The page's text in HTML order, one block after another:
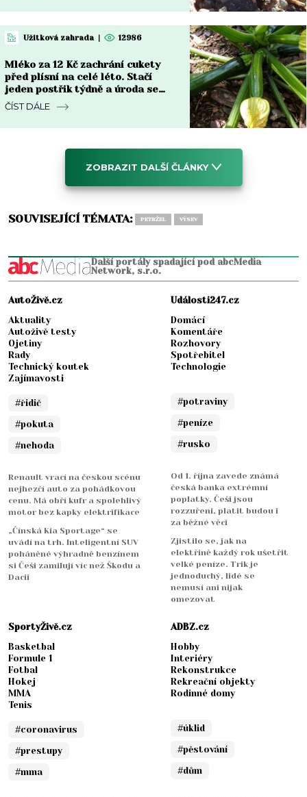
Užitková zahrada | 12986
Mléko za 12 Kč zachrání cukety
před plísní na celé léto. Stačí
jeden postřik týdně a úroda se
zdvojnásobí
ČÍST DÁLE
ZOBRAZIT DALŠÍ ČLÁNKY
SOUVISEJÍCÍ TÉMATA: PETRŽEL VÝSEV
Další portály spadající pod abcMedia
Network, s.r.o.
AutoŽivě.cz
Aktuality
Autoživě testy
Ojetiny
Rady
Technický koutek
Zajímavosti
#řidič
#pokuta
#nehoda
Renault vrací na českou scénu
nejhezčí auto za pohádkovou
cenu. Má obří kufr a spolehlivý
motor bez kapky elektrifikace
„Čínská Kia Sportage“ se
uvádí na trh. Inteligentní SUV
poháněné výhradně benzínem
si Češi zamilují víc než Škodu a
Dacii
Události247.cz
Domácí
Komentáře
Rozhovory
Spotřebitel
Technologie
#potraviny
#peníze
#rusko
Od 1. října zavede známá
česká banka extrémní
poplatky. Češi jsou
rozzuřeni, platit budou i
za běžné věci
Zjistilo se, jak na
elektřině každý rok ušetřit
velké peníze. Trik je
jednoduchý, lidé se
nemusí ani nijak
omezovat
SportyŽivě.cz
Basketbal
Formule 1
Fotbal
Hokej
MMA
Tenis
#coronavirus
#prestupy
#mma
ADBZ.cz
Hobby
Interiéry
Rekonstrukce
Rekreační objekty
Rodinné domy
#úklid
#pěstování
#dům